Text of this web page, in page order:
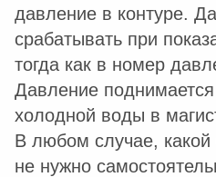
давление в контуре.
срабатывать при
тогда как в номер
Давление
холодной воды в
В любом случае,
не нужно